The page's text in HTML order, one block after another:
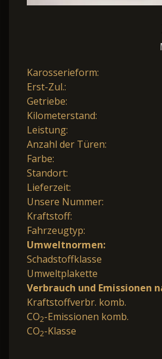
Karosserieform:
Erst-Zul.:
Getriebe:
Kilometerstand:
Leistung:
Anzahl der Türen:
Farbe:
Standort:
Lieferzeit:
Unsere Nummer:
Kraftstoff:
Fahrzeugtyp:
Umweltnormen:
Schadstoffklasse
Umweltplakette
Verbrauch und Emissionen
Kraftstoffverbr. komb.
CO2-Emissionen komb.
CO2-Klasse